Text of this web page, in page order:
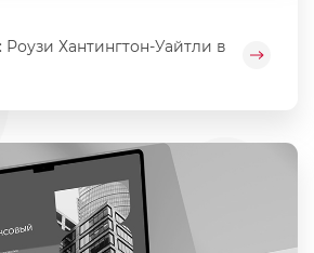
Роузи Хантингтон-Уайтли в